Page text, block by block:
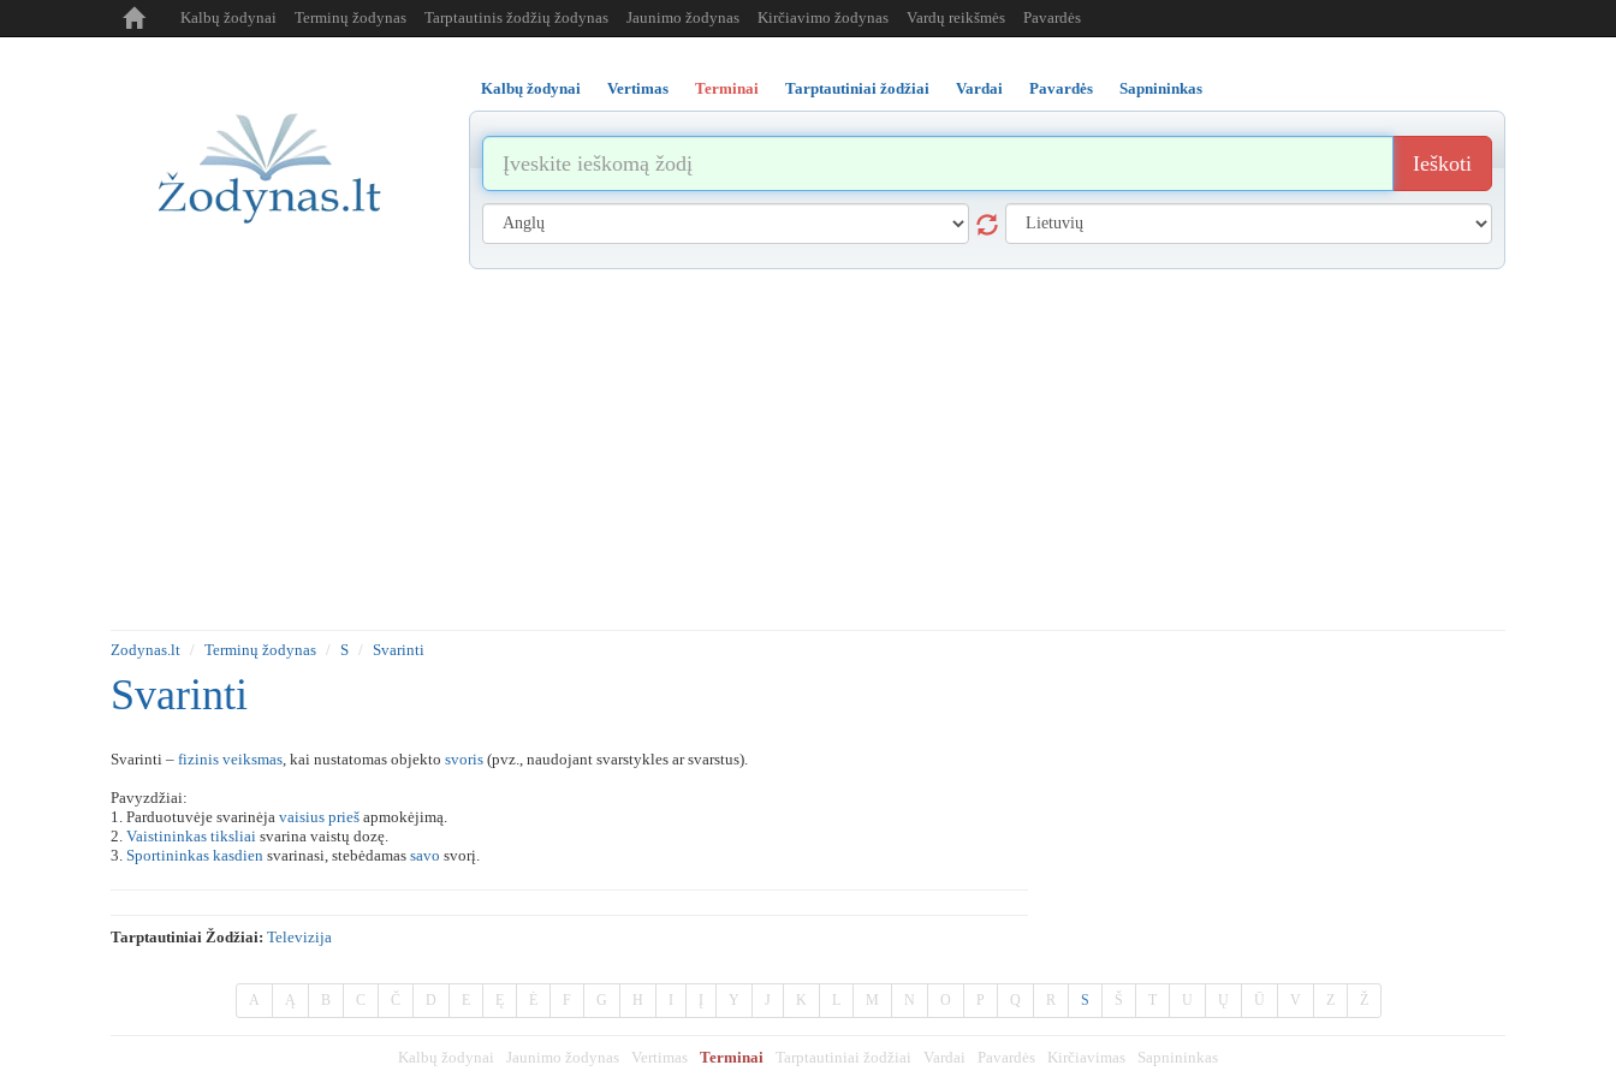
Kalbų žodynai Terminų žodynas Tarptautinis žodžių žodynas Jaunimo žodynas Kirčiavimo žodynas Vardų reikšmės Pavardės
Kalbų žodynai Vertimas Terminai Tarptautiniai žodžiai Vardai Pavardės Sapnininkas
Ieškoti
Zodynas.lt Terminų žodynas S Svarinti
Svarinti
Svarinti – fizinis veiksmas, kai nustatomas objekto svoris (pvz., naudojant svarstykles ar svarstus).
Pavyzdžiai:
1. Parduotuvėje svarinėja vaisius prieš apmokėjimą.
2. Vaistininkas tiksliai svarina vaistų dozę.
3. Sportininkas kasdien svarinasi, stebėdamas savo svorį.
Tarptautiniai Žodžiai: Televizija
A Ą B C Č D E Ę Ė F G H Y J K L M N O P Q R S Š T U Ų Ū V Z Ž
Kalbų žodynai Jaunimo žodynas Vertimas Terminai Tarptautiniai žodžiai Vardai Pavardės Kirčiavimas Sapnininkas